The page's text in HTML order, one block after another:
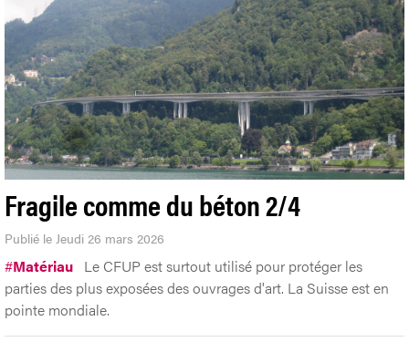
Fragile comme du béton 2/4
Publié le Jeudi 26 mars 2026
#Matériau Le CFUP est surtout utilisé pour protéger les
parties des plus exposées des ouvrages d'art. La Suisse est en
pointe mondiale.